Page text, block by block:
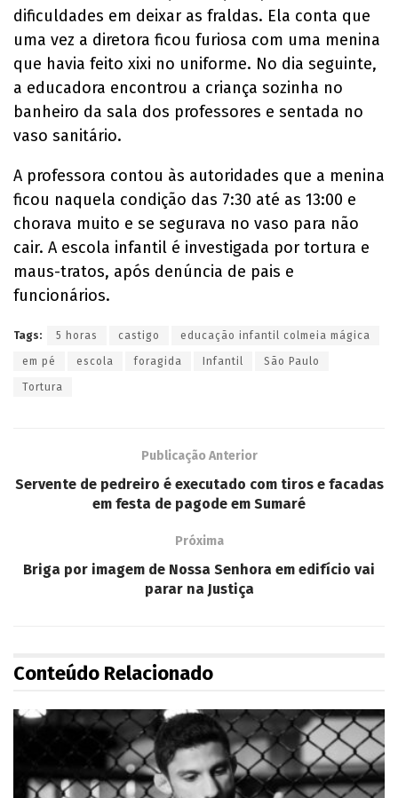
dificuldades em deixar as fraldas. Ela conta que
uma vez a diretora ficou furiosa com uma menina
que havia feito xixi no uniforme. No dia seguinte,
a educadora encontrou a criança sozinha no
banheiro da sala dos professores e sentada no
vaso sanitário.
A professora contou às autoridades que a menina
ficou naquela condição das 7:30 até as 13:00 e
chorava muito e se segurava no vaso para não
cair. A escola infantil é investigada por tortura e
maus-tratos, após denúncia de pais e
funcionários.
Tags: 5 horas castigo educação infantil colmeia mágica
em pé escola foragida Infantil São Paulo
Tortura
Publicação Anterior
Servente de pedreiro é executado com tiros e facadas
em festa de pagode em Sumaré
Próxima
Briga por imagem de Nossa Senhora em edifício vai
parar na Justiça
Conteúdo Relacionado